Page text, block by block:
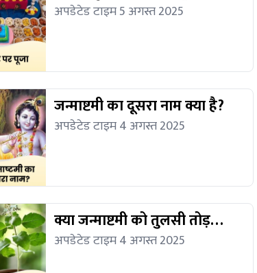
करें?
अपडेटेड टाइम 5 अगस्त 2025
जन्माष्टमी का दूसरा नाम क्या है?
अपडेटेड टाइम 4 अगस्त 2025
क्या जन्माष्टमी को तुलसी तोड़
सकते हैं?
अपडेटेड टाइम 4 अगस्त 2025